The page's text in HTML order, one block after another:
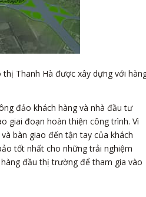
Thanh Hà được xây dựng với
đảo khách hàng và nhà đầu tư
giai đoạn hoàn thiện công trình. Vì
bàn giao đến tận tay của khách
tốt nhất cho những trải nghiệm
đầu thị trường để tham gia vào